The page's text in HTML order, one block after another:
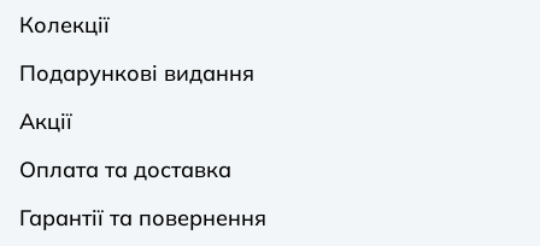
Колекції
Подарункові видання
Акції
Оплата та доставка
Гарантії та повернення